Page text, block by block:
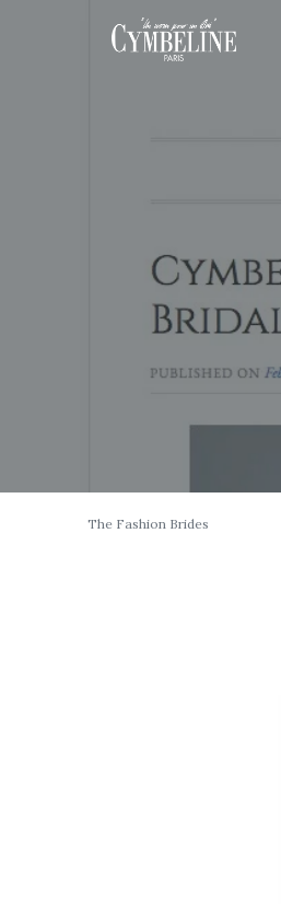
The Fashion Brides